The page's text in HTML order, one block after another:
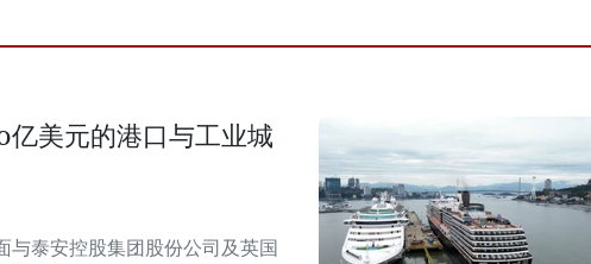
亿美元的港口与工业城
与泰安控股集团股份公司及英国